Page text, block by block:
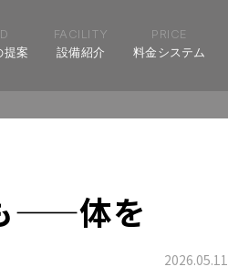
提案
FACILITY
設備紹介
PRICE
料金システム
——体を
2026.05.11